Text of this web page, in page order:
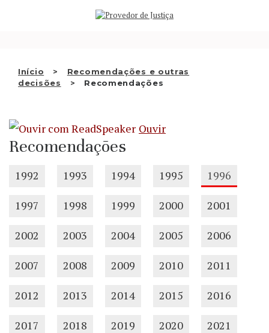
Início
Recomendações e outras
decisões
Recomendações
QUEM SOMOS
RECOMENDAÇÕES E OUTRAS
DECISÕES
APRESENTAR QUEIXA
PT
Ouvir
Recomendações
1992 1993 1994 1995 1996
1997 1998 1999 2000 2001
2002 2003 2004 2005 2006
2007 2008 2009 2010 2011
2012 2013 2014 2015 2016
2017 2018 2019 2020 2021